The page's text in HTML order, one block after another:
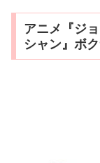
アニメ『ジ
シャン』ボ